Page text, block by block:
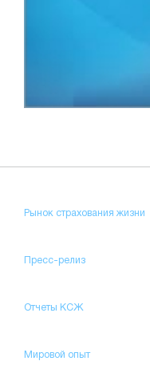
Рынок страхования жизни
Пресс-релиз
Отчеты КСЖ
Мировой опыт